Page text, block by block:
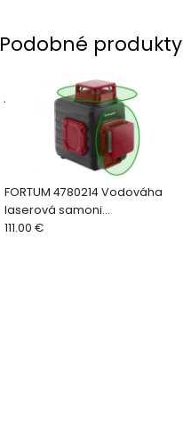
Podobné produkty
FORTUM 4780214 Vodováha
laserová samoni
2D(1H360+1V360), zelený laser,
.
111.00 €